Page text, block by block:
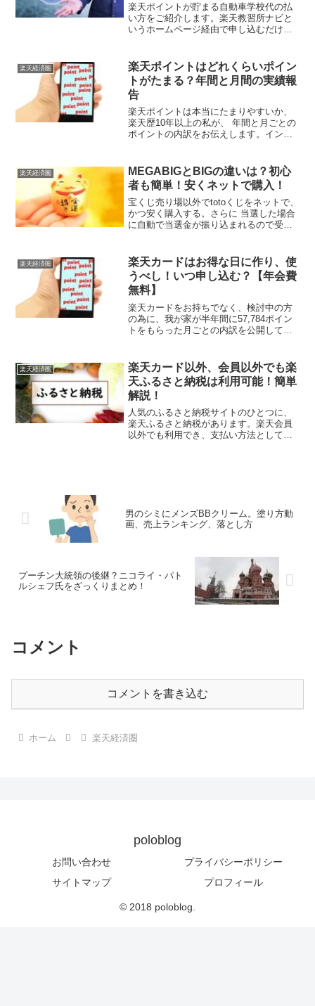
楽天ポイントが貯まる自動車学校代の払
い方をご紹介します。楽天教習所ナビと
いうホームページ経由で申し込むだけで
イントが貯まります。よろしければご参
照ください。
楽天経済圏
楽天ポイントはどれくらいポイン
トがたまる？年間と月間の実績報
告
楽天ポイントは本当にたまりやすいか、
楽天歴10年以上の私が、 年間と月ごとの
ポイントの内訳をお伝えします。インフ
ーパー、コンビニ、ファミレスなど幅広
く使用できますよ！
楽天経済圏
MEGABIGとBIGの違いは？初心
者も簡単！安くネットで購入！
宝くじ売り場以外でtotoくじをネットで、
かつ安く購入する。さらに 当選した場合
に自動で当選金が振り込まれるので受取
BIGくじの概要にも触れています。
楽天経済圏
楽天カードはお得な日に作り、使
うべし！いつ申し込む？【年会費
無料】
楽天カードをお持ちでなく、検討中の方
の為に、我が家が半年間に57,784ポイン
トをもらった月ごとの内訳を公開してい
プの日に買うだけでポイントもザクザク
入ってきますよ。
楽天経済圏
楽天カード以外、会員以外でも楽
天ふるさと納税は利用可能！簡単
解説！
人気のふるさと納税サイトのひとつに、
楽天ふるさと納税があります。楽天会員
以外でも利用でき、支払い方法として楽
男のシミにメンズBBクリーム。塗り方動
画、売上ランキング、落とし方
プーチン大統領の後継？ニコライ・パト
ルシェフ氏をざっくりまとめ！
コメント
コメントを書き込む
ホーム 楽天経済圏
poloblog
お問い合わせ
プライバシーポリシー
サイトマップ
プロフィール
© 2018 poloblog.